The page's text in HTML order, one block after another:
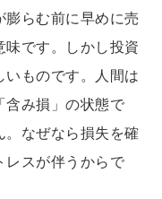
膨らむ前に早めに売
です。しかし投資
いものです。人間は
含み損」の状態で
。なぜなら損失を確
レスが伴うからで